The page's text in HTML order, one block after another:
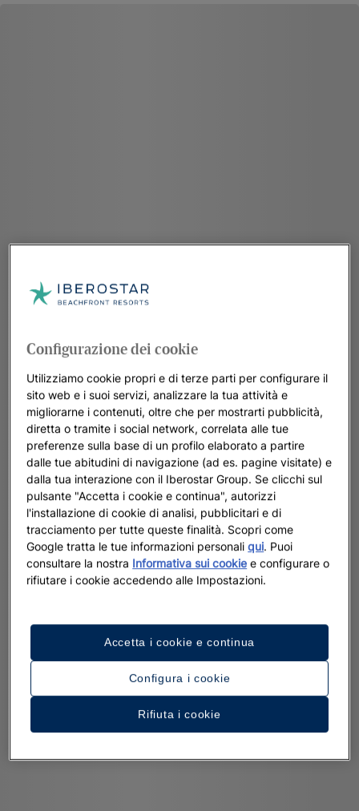
Configurazione dei cookie
Utilizziamo cookie propri e di terze parti per configurare il
sito web e i suoi servizi, analizzare la tua attività e
migliorarne i contenuti, oltre che per mostrarti pubblicità,
diretta o tramite i social network, correlata alle tue
preferenze sulla base di un profilo elaborato a partire
dalle tue abitudini di navigazione (ad es. pagine visitate) e
dalla tua interazione con il Iberostar Group. Se clicchi sul
pulsante "Accetta i cookie e continua", autorizzi
l'installazione di cookie di analisi, pubblicitari e di
tracciamento per tutte queste finalità. Scopri come
Google tratta le tue informazioni personaliqui. Puoi
consultare la nostra Informativa sui cookie e configurare o
rifiutare i cookie accedendo alle Impostazioni.
Configura i cookie
Rifiuta i cookie
Accetta i cookie e continua